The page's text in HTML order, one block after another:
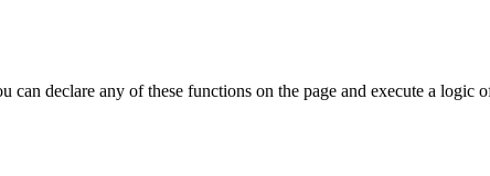
declare any of these functions on the page and execute a logic